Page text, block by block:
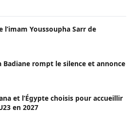
l’imam Youssoupha Sarr de
Badiane rompt le silence et annonce
et l’Égypte choisis pour accueillir
en 2027